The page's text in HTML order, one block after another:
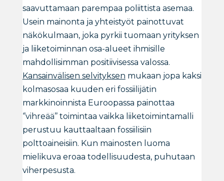
saavuttamaan parempaa poliittista asemaa.
Usein mainonta ja yhteistyöt painottuvat
näkökulmaan, joka pyrkii tuomaan yrityksen
ja liiketoiminnan osa-alueet ihmisille
mahdollisimman positiivisessa valossa.
Kansainvälisen selvityksen mukaan jopa kaksi
kolmasosaa kuuden eri fossiilijätin
markkinoinnista Euroopassa painottaa
‘’vihreää’’ toimintaa vaikka liiketoimintamalli
perustuu kauttaaltaan fossiilisiin
polttoaineisiin. Kun mainosten luoma
mielikuva eroaa todellisuudesta, puhutaan
viherpesusta.